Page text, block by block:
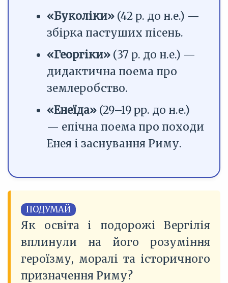
«Буколіки» (42 р. до н.е.) —
збірка пастуших пісень.
«Георгіки» (37 р. до н.е.) —
дидактична поема про
землеробство.
«Енеїда» (29–19 рр. до н.е.)
— епічна поема про походи
Енея і заснування Риму.
ПОДУМАЙ
Як освіта і подорожі Вергілія
вплинули на його розуміння
героїзму, моралі та історичного
призначення Риму?